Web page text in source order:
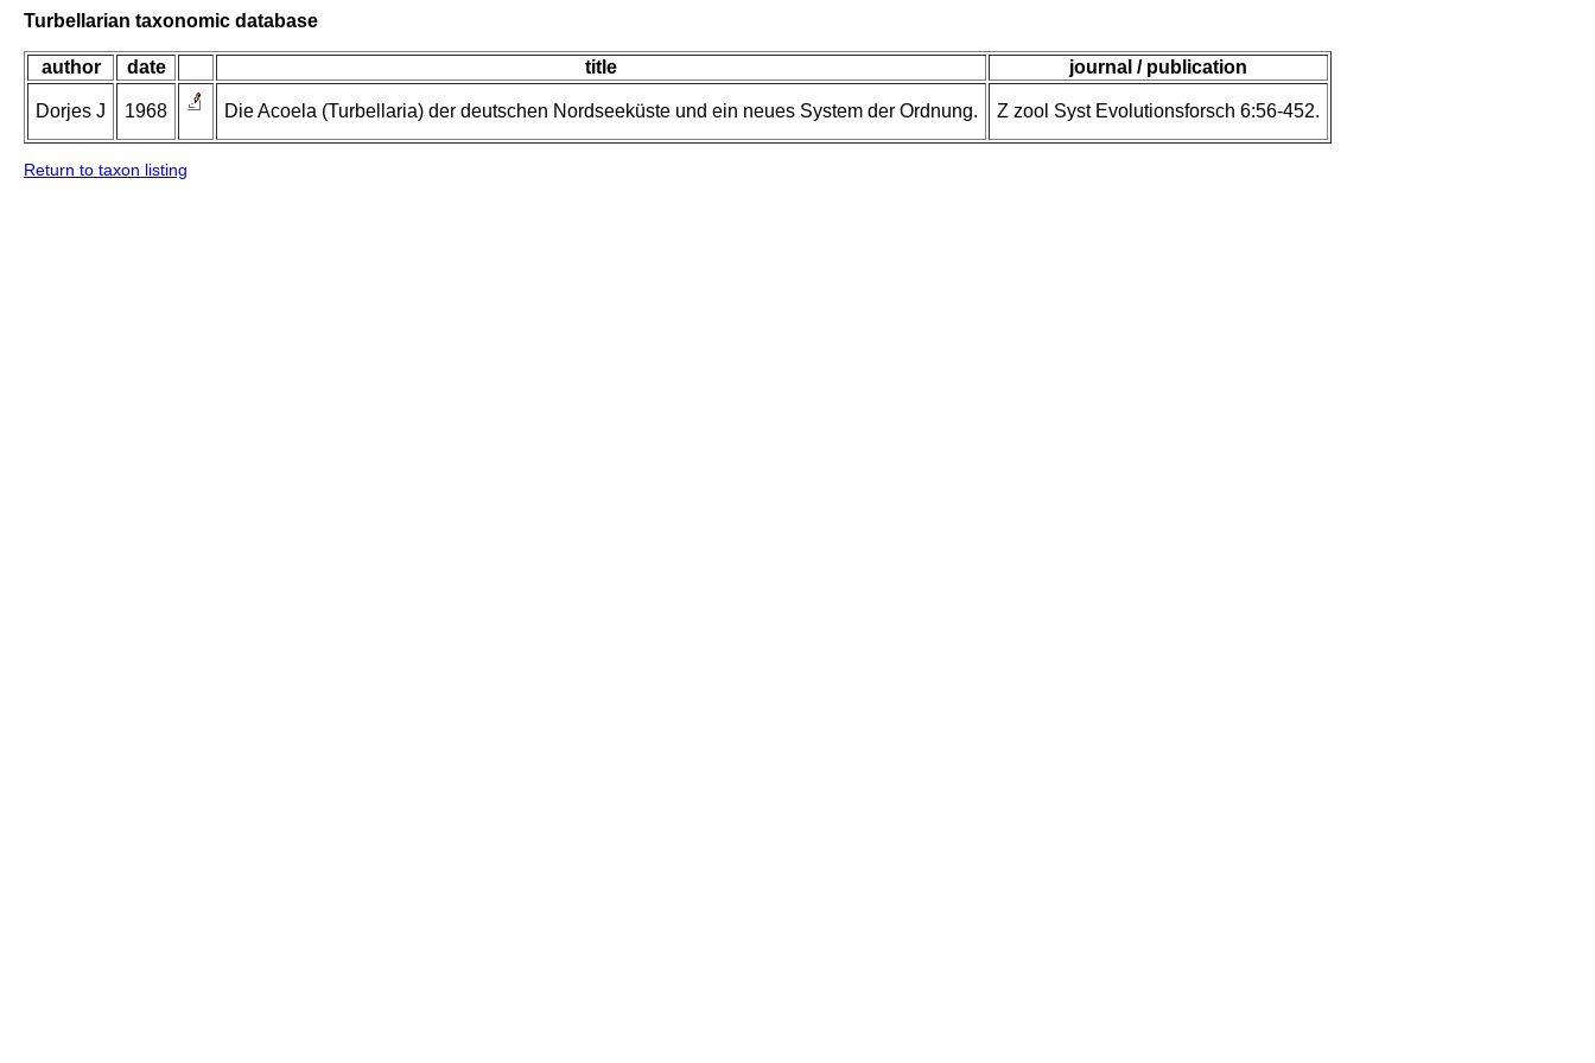
Turbellarian taxonomic database
author date title journal / publication
Dorjes J 1968 Die Acoela (Turbellaria) der deutschen Nordseeküste und ein neues System der Ordnung. Z zool Syst Evolutionsforsch 6:56-452.
Return to taxon listing